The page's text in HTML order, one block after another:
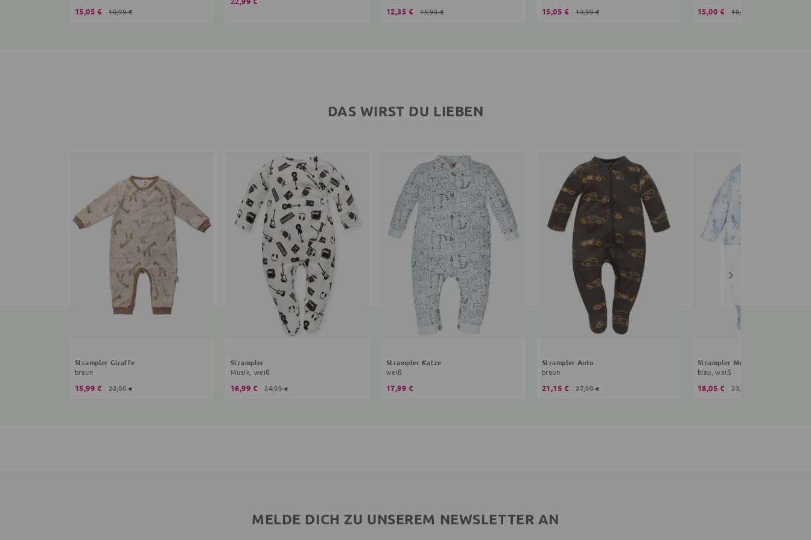
15,05 € 19,99 € 12,35 € 15,99 € 15,05 € 19,99 € 15,00 € 19,99 €
DAS WIRST DU LIEBEN
Strampler Giraffe
braun
15,99 € 22,99 €
Strampler
Musik, weiß
16,99 € 24,99 €
Strampler Katze
weiß
17,99 €
Strampler Auto
braun
21,15 € 27,99 €
Strampler Meerestiere
blau, weiß
18,05 € 23,99 €
MELDE DICH ZU UNSEREM NEWSLETTER AN